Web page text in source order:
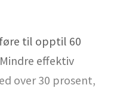
til opptil 60
effektiv
over 30 prosent,